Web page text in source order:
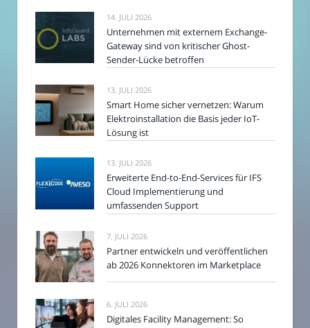
14. JULI 2026
Unternehmen mit externem Exchange-
Gateway sind von kritischer Ghost-
Sender-Lücke betroffen
13. JULI 2026
Smart Home sicher vernetzen: Warum
Elektroinstallation die Basis jeder IoT-
Lösung ist
13. JULI 2026
Erweiterte End-to-End-Services für IFS
Cloud Implementierung und
umfassenden Support
7. JULI 2026
Partner entwickeln und veröffentlichen
ab 2026 Konnektoren im Marketplace
6. JULI 2026
Digitales Facility Management: So